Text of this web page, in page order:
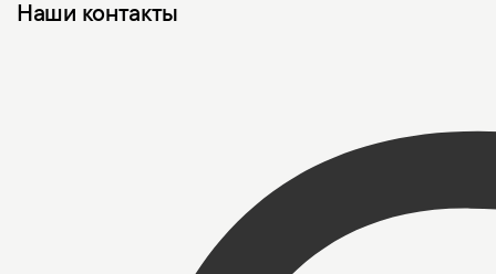
Наши контакты